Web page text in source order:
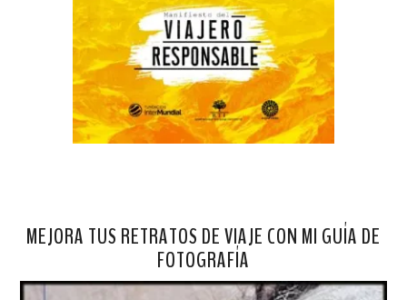
MEJORA TUS RETRATOS DE VIAJE CON MI GUÍA DE
FOTOGRAFÍA